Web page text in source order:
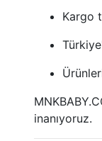
Kargo
inanıyoruz.